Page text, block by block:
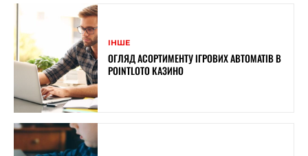
ІНШЕ
ОГЛЯД АСОРТИМЕНТУ ІГРОВИХ АВТОМАТІВ В
POINTLOTO КАЗИНО